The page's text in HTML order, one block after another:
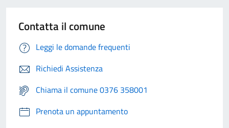
Contatta il comune
Leggi le domande frequenti
Richiedi Assistenza
Chiama il comune 0376 358001
Prenota un appuntamento